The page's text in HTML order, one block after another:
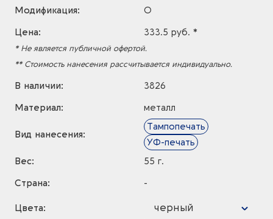
Модификация:
O
Цена:
333.5 руб. *
* Не является публичной офертой.
** Стоимость нанесения рассчитывается индивидуально.
В наличии:
3826
Материал:
металл
Вид нанесения:
Тампопечать
УФ-печать
Вес:
55 г.
Страна:
-
Цвета: черный